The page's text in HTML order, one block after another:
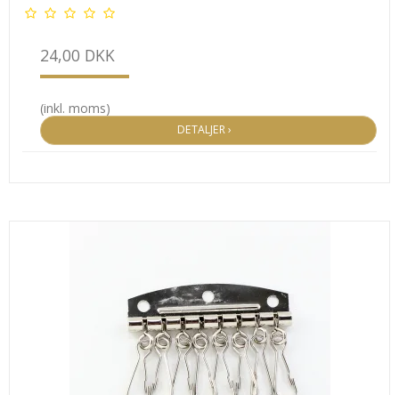
24,00 DKK
(inkl. moms)
DETALJER ›